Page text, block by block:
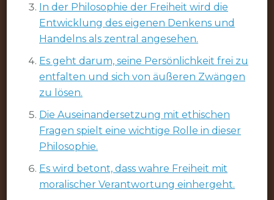
In der Philosophie der Freiheit wird die
Entwicklung des eigenen Denkens und
Handelns als zentral angesehen.
Es geht darum, seine Persönlichkeit frei zu
entfalten und sich von äußeren Zwängen
zu lösen.
Die Auseinandersetzung mit ethischen
Fragen spielt eine wichtige Rolle in dieser
Philosophie.
Es wird betont, dass wahre Freiheit mit
moralischer Verantwortung einhergeht.